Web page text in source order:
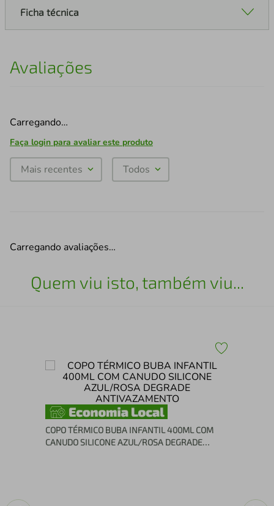
Ficha técnica
Avaliações
Carregando…
Faça login para avaliar este produto
Mais recentes Todos
Carregando avaliações…
Quem viu isto, também viu...
COPO TÉRMICO BUBA INFANTIL 400ML COM
CANUDO SILICONE AZUL/ROSA DEGRADE